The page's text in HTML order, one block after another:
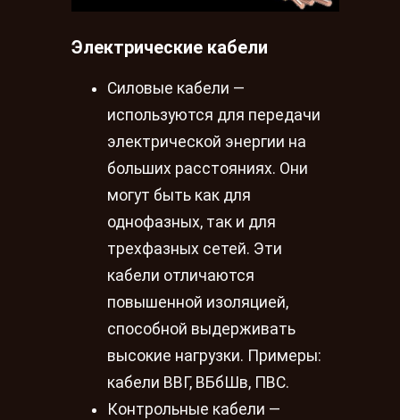
Электрические кабели
Силовые кабели —
используются для передачи
электрической энергии на
больших расстояниях. Они
могут быть как для
однофазных, так и для
трехфазных сетей. Эти
кабели отличаются
повышенной изоляцией,
способной выдерживать
высокие нагрузки. Примеры:
кабели ВВГ, ВБбШв, ПВС.
Контрольные кабели —